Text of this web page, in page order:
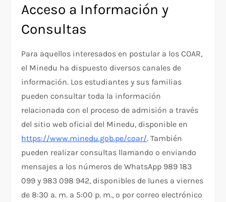
Acceso a Información y
Consultas
Para aquellos interesados en postular a los COAR,
el Minedu ha dispuesto diversos canales de
información. Los estudiantes y sus familias
pueden consultar toda la información
relacionada con el proceso de admisión a través
del sitio web oficial del Minedu, disponible en
https://www.minedu.gob.pe/coar/. También
pueden realizar consultas llamando o enviando
mensajes a los números de WhatsApp 989 183
099 y 983 098 942, disponibles de lunes a viernes
de 8:30 a. m. a 5:00 p. m., o por correo electrónico